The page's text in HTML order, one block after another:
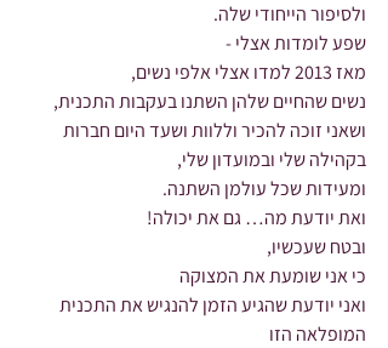
ולסיפור הייחודי שלה.
שפע לומדות אצלי -
מאז 2013 למדו אצלי אלפי נשים,
נשים שהחיים שלהן השתנו בעקבות התכנית,
ושאני זוכה להכיר וללוות ושעד היום חברות
בקהילה שלי ובמועדון שלי,
ומעידות שכל עולמן השתנה.
ואת יודעת מה… גם את יכולה!
ובטח שעכשיו,
כי אני שומעת את המצוקה
ואני יודעת שהגיע הזמן להנגיש את התכנית
המופלאה הזו